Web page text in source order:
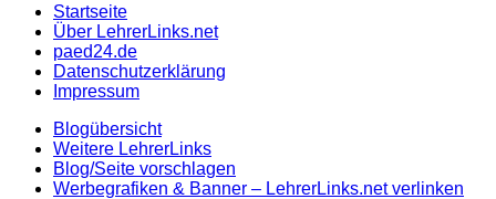
Startseite
Über LehrerLinks.net
paed24.de
Datenschutzerklärung
Impressum
Blogübersicht
Weitere LehrerLinks
Blog/Seite vorschlagen
Werbegrafiken & Banner – LehrerLinks.net verlinken